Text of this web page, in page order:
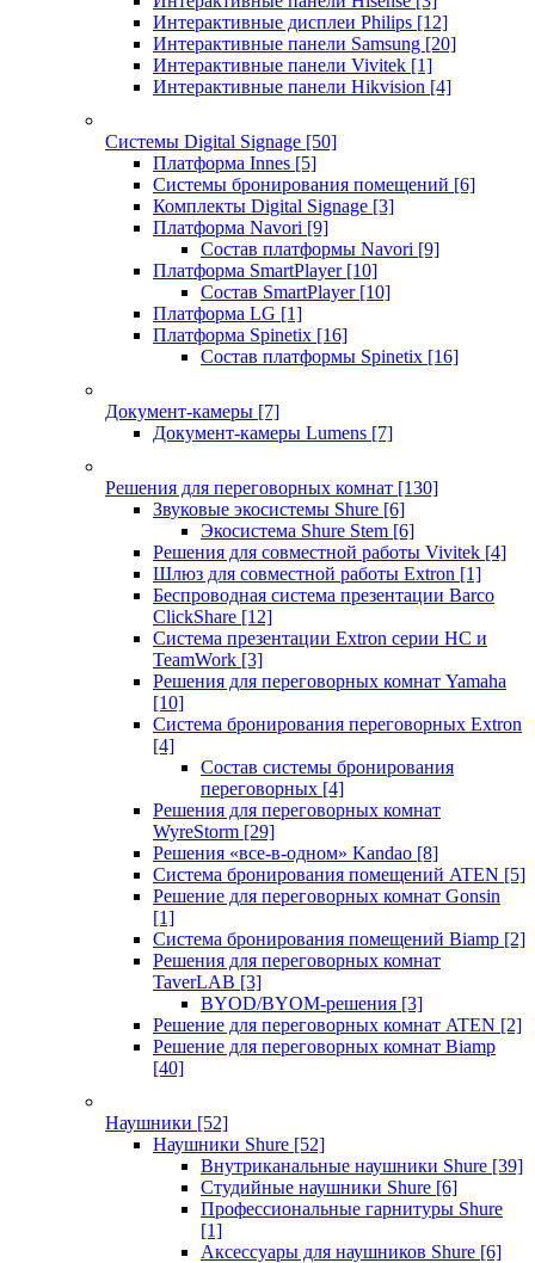
Интерактивные дисплеи Philips [12]
Интерактивные панели Samsung [20]
Интерактивные панели Vivitek [1]
Интерактивные панели Hikvision [4]
Системы Digital Signage [50]
Платформа Innes [5]
Системы бронирования помещений [6]
Комплекты Digital Signage [3]
Платформа Navori [9]
Состав платформы Navori [9]
Платформа SmartPlayer [10]
Состав SmartPlayer [10]
Платформа LG [1]
Платформа Spinetix [16]
Состав платформы Spinetix [16]
Документ-камеры [7]
Документ-камеры Lumens [7]
Решения для переговорных комнат [130]
Звуковые экосистемы Shure [6]
Экосистема Shure Stem [6]
Решения для совместной работы Vivitek [4]
Шлюз для совместной работы Extron [1]
Беспроводная система презентации Barco
ClickShare [12]
Система презентации Extron серии HC и
TeamWork [3]
Решения для переговорных комнат Yamaha
[10]
Система бронирования переговорных Extron
[4]
Состав системы бронирования
переговорных [4]
Решения для переговорных комнат
WyreStorm [29]
Решения «все-в-одном» Kandao [8]
Система бронирования помещений ATEN [5]
Решение для переговорных комнат Gonsin
[1]
Система бронирования помещений Biamp [2]
Решения для переговорных комнат
TaverLAB [3]
BYOD/BYOM-решения [3]
Решение для переговорных комнат ATEN [2]
Решение для переговорных комнат Biamp
[40]
Наушники [52]
Наушники Shure [52]
Внутриканальные наушники Shure [39]
Студийные наушники Shure [6]
Профессиональные гарнитуры Shure
[1]
Аксессуары для наушников Shure [6]